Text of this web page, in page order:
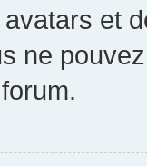
et
ne